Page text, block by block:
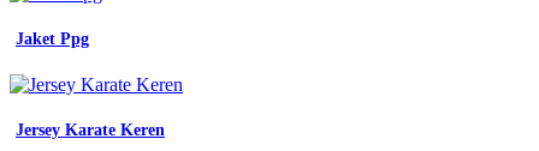
Jaket Ppg
Jersey Karate Keren